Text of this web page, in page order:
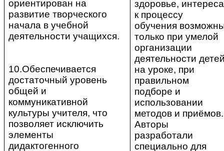
ориентирован на
развитие творческого
начала в учебной
деятельности учащихся.
10.Обеспечивается
достаточный уровень
общей и
коммуникативной
культуры учителя, что
позволяет исключить
элементы
дидактогенного
здоровье, интереса
к процессу
обучения
только при умелой
организации
деятельности
на уроке, при
правильном
подборе и
использовании
методов и приёмов.
Авторы
разработали
специально для